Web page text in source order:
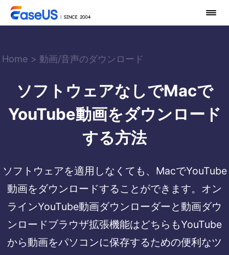
Home > 動画/音声のダウンロード
ソフトウェアなしでMacで
YouTube動画をダウンロード
する方法
ソフトウェアを適用しなくても、MacでYouTube
動画をダウンロードすることができます。オン
ラインYouTube動画ダウンローダーと動画ダウ
ンロードブラウザ拡張機能はどちらもYouTube
から動画をパソコンに保存するための便利なツ